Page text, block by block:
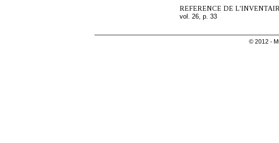
REFERENCE DE
vol. 26, p. 33
© 2012 -